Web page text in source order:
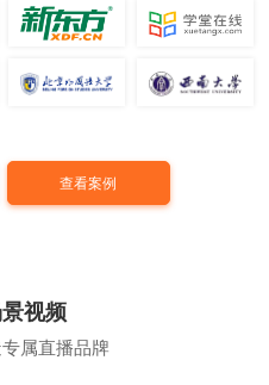
查看案例
视频
属直播品牌